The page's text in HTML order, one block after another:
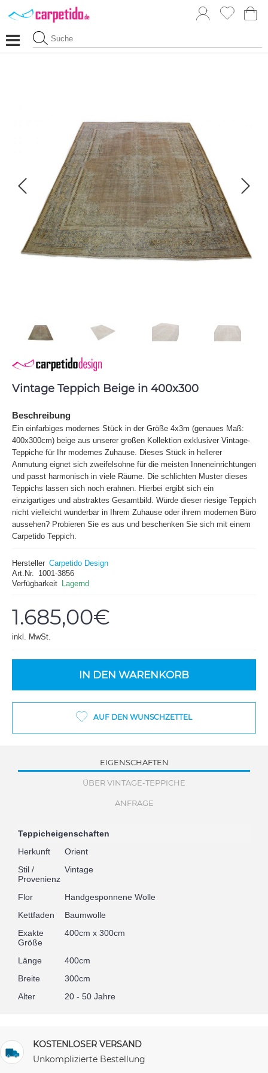
Vintage Teppich Beige in 400x300
Beschreibung
Ein einfarbiges modernes Stück in der Größe 4x3m (genaues Maß:
400x300cm) beige aus unserer großen Kollektion exklusiver Vintage-
Teppiche für Ihr modernes Zuhause. Dieses Stück in hellerer
Anmutung eignet sich zweifelsohne für die meisten Inneneinrichtungen
und passt harmonisch in viele Räume. Die schlichten Muster dieses
Teppichs lassen sich noch erahnen. Hierbei ergibt sich ein
einzigartiges und abstraktes Gesamtbild. Würde dieser riesige Teppich
nicht vielleicht wunderbar in Ihrem Zuhause oder ihrem modernen Büro
aussehen? Probieren Sie es aus und beschenken Sie sich mit einem
Carpetido Teppich.
Hersteller Carpetido Design
Art.Nr.
1001-3856
Verfügbarkeit
Lagernd
1.685,00€
inkl. MwSt.
IN DEN WARENKORB
AUF DEN WUNSCHZETTEL
EIGENSCHAFTEN
ÜBER VINTAGE-TEPPICHE
ANFRAGE
Teppicheigenschaften
Herkunft
Orient
Stil /
Provenienz
Vintage
Flor
Handgesponnene Wolle
Kettfaden
Baumwolle
Exakte
Größe
400cm x 300cm
Länge
400cm
Breite
300cm
Alter
20 - 50 Jahre
KOSTENLOSER VERSAND
Unkomplizierte Bestellung